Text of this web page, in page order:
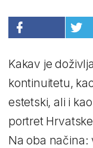
Kakav je
kontinuitetu,
estetski, ali i
portret
Na oba načina: